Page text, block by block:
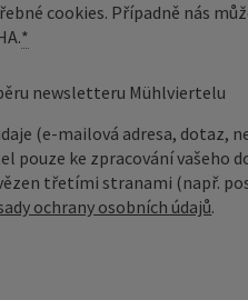
cookies. Případně nás
*
newsletteru Mühlviertelu
(e-mailová adresa, dotaz,
pouze ke zpracování vašeho
třetími stranami (např.
ochrany osobních údajů.